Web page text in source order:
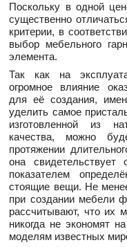
Поскольку в одной
существенно
критерии, в
выбор мебельного
элемента.
Так как на
огромное влияние
для её создания,
уделить самое
изготовленной из
качества, можно
протяжении
она
показателем
стоящие вещи. Не
при создании мебели
рассчитывают, что их
никогда не экономят
моделям известных